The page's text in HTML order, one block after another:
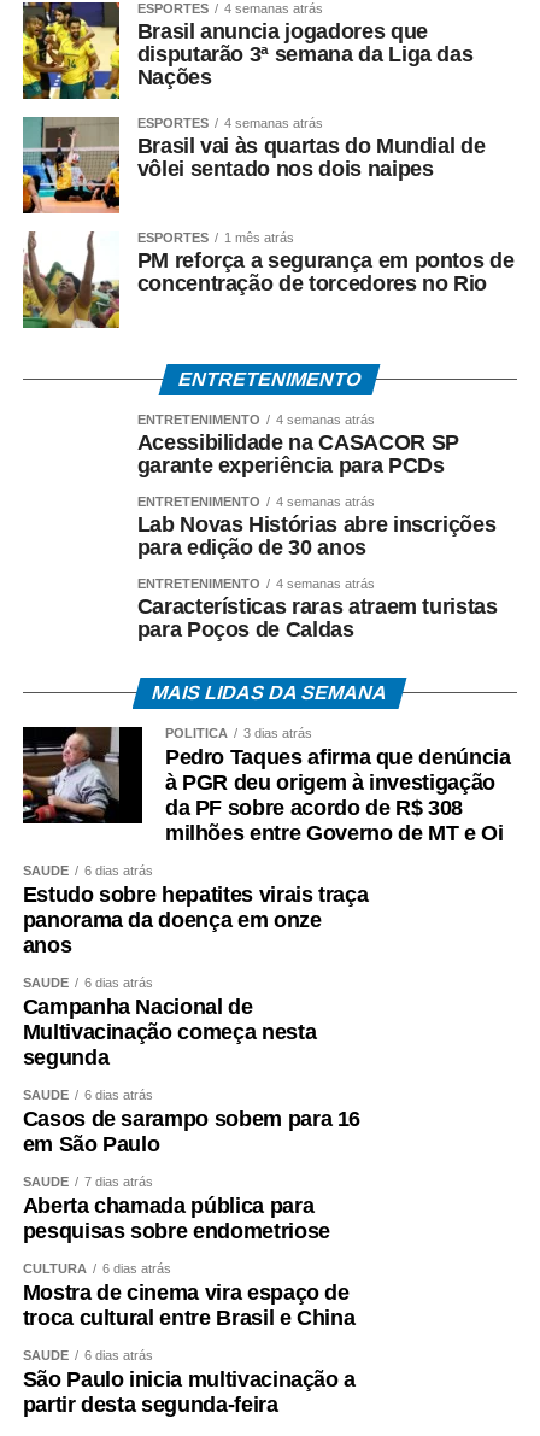
respaldo técnico e jurídico, e sustenta que a investigação
esclarecerá a regularidade dos atos praticados durante
sua gestão. Mendes também atribui as acusações ao
ambiente de disputa política.
*Investigação continua*
A Polícia Federal prossegue com a coleta de provas e a
análise dos documentos apreendidos durante a
Operação Heritage.
A existência da investigação não representa condenação,
e todos os investigados têm assegurados os direitos ao
do caso e trará novas informações à medida que houver
manifestações oficiais das autoridades e das partes
COMENTE ABAIXO:
WhatsApp
Facebook
Twitter
Messenger
LinkedIn
Share
ESPORTES 4 semanas atrás
Brasil anuncia jogadores que
disputarão 3ª semana da Liga das
Nações
ESPORTES 4 semanas atrás
Brasil vai às quartas do Mundial de
vôlei sentado nos dois naipes
ESPORTES 1 mês atrás
PM reforça a segurança em pontos de
concentração de torcedores no Rio
ENTRETENIMENTO
ENTRETENIMENTO 4 semanas atrás
Acessibilidade na CASACOR SP
garante experiência para PCDs
ENTRETENIMENTO 4 semanas atrás
Lab Novas Histórias abre inscrições
para edição de 30 anos
ENTRETENIMENTO 4 semanas atrás
Características raras atraem turistas
para Poços de Caldas
MAIS LIDAS DA SEMANA
POLÍTICA 3 dias atrás
Pedro Taques afirma que denúncia
à PGR deu origem à investigação
da PF sobre acordo de R$ 308
milhões entre Governo de MT e Oi
SAÚDE 6 dias atrás
Estudo sobre hepatites virais traça
panorama da doença em onze
anos
SAÚDE 6 dias atrás
Campanha Nacional de
Multivacinação começa nesta
segunda
SAÚDE 6 dias atrás
Casos de sarampo sobem para 16
em São Paulo
SAÚDE 7 dias atrás
Aberta chamada pública para
pesquisas sobre endometriose
CULTURA 6 dias atrás
Mostra de cinema vira espaço de
troca cultural entre Brasil e China
SAÚDE 6 dias atrás
São Paulo inicia multivacinação a
partir desta segunda-feira